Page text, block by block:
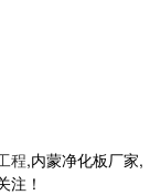
程,内蒙净化板厂家,
注！